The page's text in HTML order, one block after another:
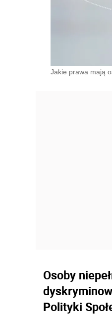
Jakie prawa mają
Osoby
Polityki